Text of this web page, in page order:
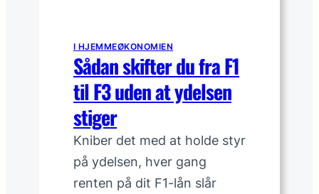
g
n
i
n
e
n
m
I HJEMMEØKONOMIEN
Sådan skifter du fra F1
til F3 uden at ydelsen
stiger
Kniber det med at holde styr
på ydelsen, hver gang
renten på dit F1-lån slår